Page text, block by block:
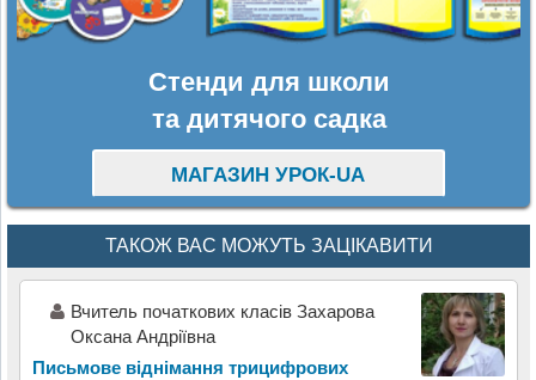
Стенди для школи
та дитячого садка
МАГАЗИН УРОК-UA
ТАКОЖ ВАС МОЖУТЬ ЗАЦІКАВИТИ
Вчитель початкових класів Захарова
Оксана Андріївна
Письмове віднімання трицифрових